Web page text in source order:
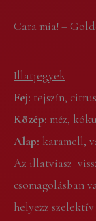
Cara mia! –
Illatjegyek
Fej: tejszín,
Közép: méz,
Alap: karamell,
Az illatviasz
csomagolásban
helyezz